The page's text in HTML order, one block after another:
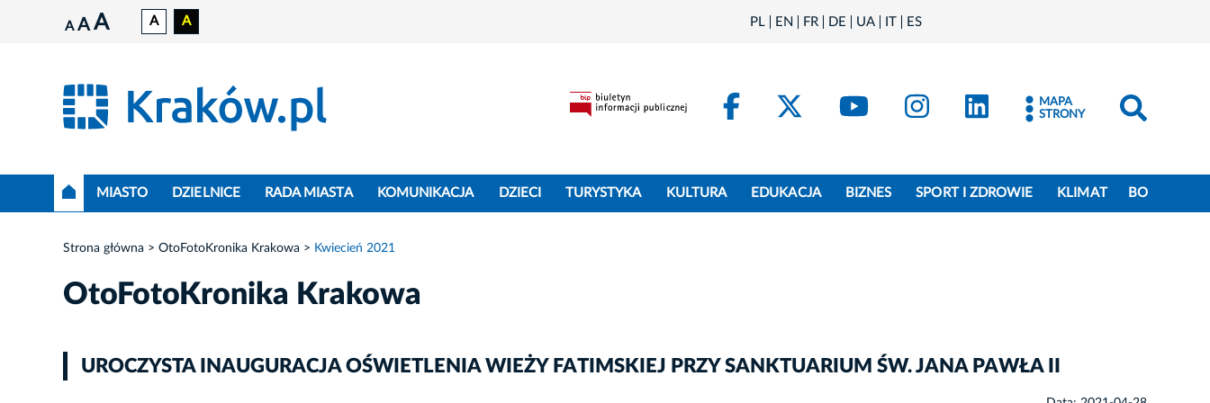
A A A A A PL EN FR DE UA IT ES
FacebookKraków - X
Kraków - YouTube
Kraków - Instagram
Kraków - LinkedIn
MAPA
STRONY
MIASTO DZIELNICE RADA MIASTA KOMUNIKACJA DZIECI TURYSTYKA KULTURA EDUKACJA BIZNES SPORT I ZDROWIE KLIMAT BO
Strona główna OtoFotoKronika Krakowa Kwiecień 2021
OtoFotoKronika Krakowa
UROCZYSTA INAUGURACJA OŚWIETLENIA WIEŻY FATIMSKIEJ PRZY SANKTUARIUM ŚW. JANA PAWŁA II